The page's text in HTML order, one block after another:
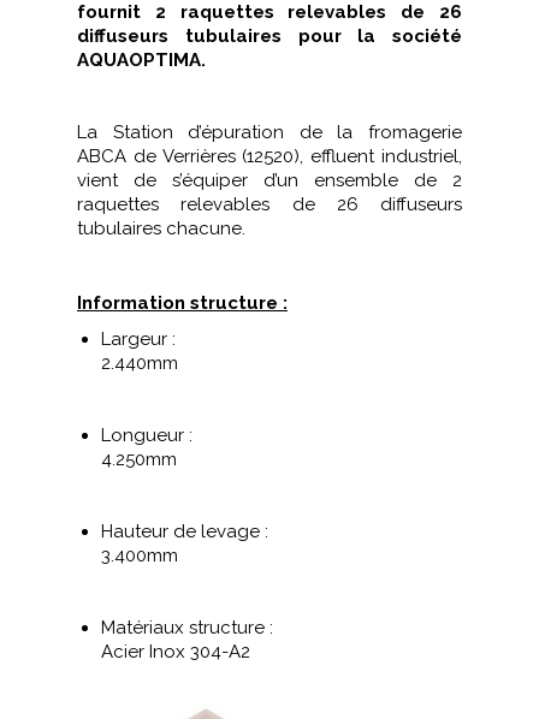
fournit 2 raquettes relevables de 26
diffuseurs tubulaires pour la société
AQUAOPTIMA.
La Station d’épuration de la fromagerie
ABCA de Verrières (12520), effluent industriel,
vient de s’équiper d’un ensemble de 2
raquettes relevables de 26 diffuseurs
tubulaires chacune.
Information structure :
Largeur :
2.440mm
Longueur :
4.250mm
Hauteur de levage :
3.400mm
Matériaux structure :
Acier Inox 304-A2